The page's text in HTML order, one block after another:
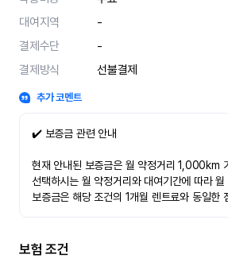
대여지역
-
결제수단
-
결제방식
선불결제
추가 코멘트
✔️ 보증금 관련 안내
현재 안내된 보증금은 월 약정거리 1,000km
선택하시는 월 약정거리와 대여기간에 따라 월
보증금은 해당 조건의 1개월 렌트료와 동일한
보험 조건